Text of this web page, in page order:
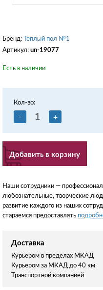
Бренд:
Теплый пол №1
Артикул: un-19077
Есть в наличии
Кол-во:
- +
Добавить в корзину
Наши сотрудники —
любознательные, творческие
развитие каждого из наших
стараемся предоставлять
Доставка
Курьером в пределах МКАД
Курьером за МКАД до 40 км
Транспортной компанией